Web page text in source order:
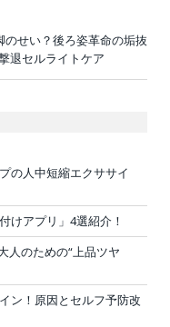
のせい？後ろ姿革命の垢抜
退セルライトケア
の人中短縮エクササイ
けアプリ」4選紹介！
人のための“上品ツヤ
ン！原因とセルフ予防改